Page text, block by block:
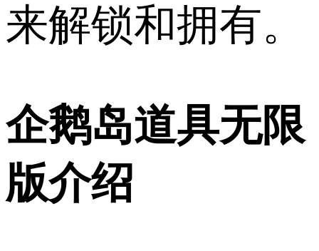
来解锁和拥有。
企鹅岛道具无限
版介绍